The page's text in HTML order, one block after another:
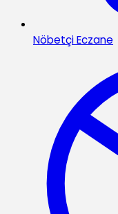
Nöbetçi Eczane